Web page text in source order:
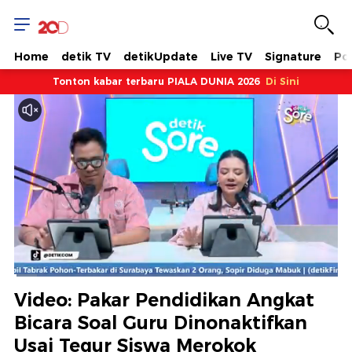
Home detik TV detikUpdate Live TV Signature
Tonton kabar terbaru PIALA DUNIA 2026 Di Sini
Berhenti
Suara
Hidup
Saat
ini
Dimuat:
Video: Pakar Pendidikan Angkat
Bicara Soal Guru Dinonaktifkan
Usai Tegur Siswa Merokok